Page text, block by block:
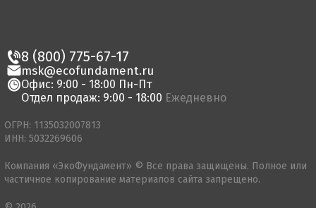
8 (800) 775-67-17
msk@ecofundament.ru
Офис: 9:00 - 18:00 Пн-Пт
Отдел продаж: 9:00 - 18:00 Ежедневно
ОГРН: 1135032007813
ИНН: 5032269606
Компания «ЭкоФундамент» © Все права защищены. Полное или
частичное копирование материалов сайта запрещено.